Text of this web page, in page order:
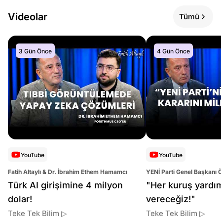
Videolar Tümü
3 Gün Önce
YouTube
Fatih Altaylı & Dr. İbrahim Ethem Hamamcı
Türk AI girişimine 4 milyon
dolar!
Teke Tek Bilim ▷
4 Gün Önce
YouTube
YENİ Parti Genel Başkanı
Altaylı
"Her kuruş
vereceğiz!"
Teke Tek Bilim ▷